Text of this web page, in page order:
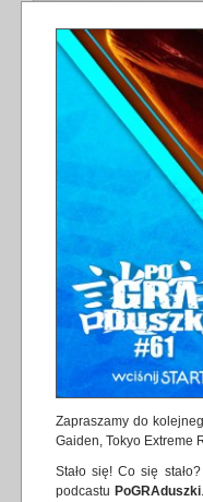
Zapraszamy do
Gaiden, Tokyo Extreme
Stało się! Co się
podcastu PoGRAduszki